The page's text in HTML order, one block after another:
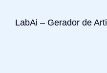
LabAi – Gerador de